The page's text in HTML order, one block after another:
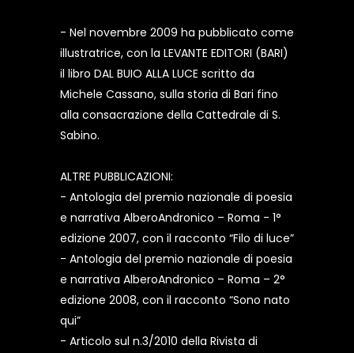
- Nel novembre 2009 ha pubblicato come
illustratrice, con la LEVANTE EDITORI (BARI)
il libro DAL BUIO ALLA LUCE scritto da
Michele Cassano, sulla storia di Bari fino
alla consacrazione della Cattedrale di S.
Sabino.
ALTRE PUBBLICAZIONI:
- Antologia del premio nazionale di poesia
e narrativa AlberoAndronico – Roma - 1°
edizione 2007, con il racconto “Filo di luce”
- Antologia del premio nazionale di poesia
e narrativa AlberoAndronico – Roma – 2°
edizione 2008, con il racconto “Sono nato
qui”
- Articolo sul n.3/2010 della Rivista di